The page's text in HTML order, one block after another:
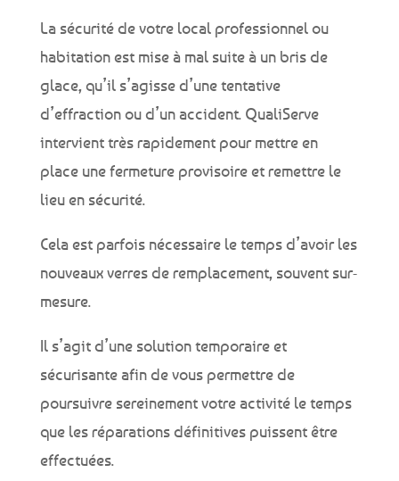
La sécurité de votre local professionnel ou
habitation est mise à mal suite à un bris de
glace, qu’il s’agisse d’une tentative
d’effraction ou d’un accident. QualiServe
intervient très rapidement pour mettre en
place une fermeture provisoire et remettre le
lieu en sécurité.
Cela est parfois nécessaire le temps d’avoir les
nouveaux verres de remplacement, souvent sur-
mesure.
Il s’agit d’une solution temporaire et
sécurisante afin de vous permettre de
poursuivre sereinement votre activité le temps
que les réparations définitives puissent être
effectuées.